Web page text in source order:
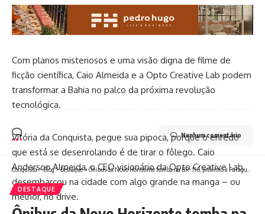
Com planos misteriosos e uma visão digna de filme de
ficção científica, Caio Almeida e a Opto Creative Lab podem
transformar a Bahia no palco da próxima revolução
tecnológica.
Vitória da Conquista, pegue sua pipoca, porque o enredo
que está se desenrolando é de tirar o fôlego. Caio
Anderson Almeida, o CEO visionário da Opto Creative Lab,
desembarcou na cidade com algo grande na manga – ou
melhor, no drive.
Nenhum comentário
Conquista>Blog>Destaque> Ônibus da Novo Horizonte tomba na BR-116, próximo a Paraguaçu
DESTAQUE